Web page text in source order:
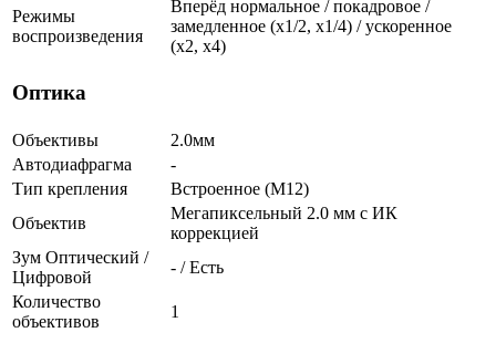
Режимы
воспроизведения
Вперёд нормальное / покадровое /
замедленное (х1/2, х1/4) / ускоренное
(х2, х4)
Оптика
Объективы
2.0мм
Автодиафрагма
-
Тип крепления
Встроенное (М12)
Объектив
Мегапиксельный 2.0 мм c ИК
коррекцией
Зум Оптический /
Цифровой
- / Есть
Количество
объективов
1